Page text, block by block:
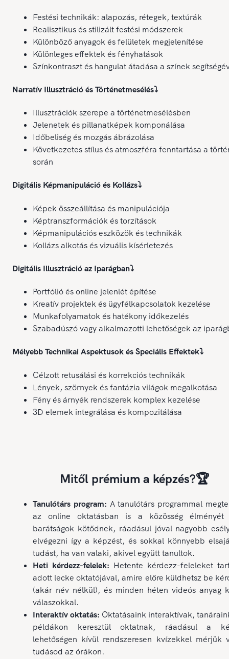
Festési technikák: alapozás, rétegek, textúrák
Realisztikus és stilizált festési módszerek
Különböző anyagok és felületek megjelenítése
Különleges effektek és fényhatások
Színkontraszt és hangulat átadása a színek
Narratív Illusztráció és Történetmesélés⤵️
Illusztrációk szerepe a történetmesélésben
Jelenetek és pillanatképek komponálása
Időbeliség és mozgás ábrázolása
Következetes stílus és atmoszféra fenntartása a
során
Digitális Képmanipuláció és Kollázs⤵️
Képek összeállítása és manipulációja
Képtranszformációk és torzítások
Képmanipulációs eszközök és technikák
Kollázs alkotás és vizuális kísérletezés
Digitális Illusztráció az Iparágban⤵️
Portfólió és online jelenlét építése
Kreatív projektek és ügyfélkapcsolatok kezelése
Munkafolyamatok és hatékony időkezelés
Szabadúszó vagy alkalmazotti lehetőségek az
Mélyebb Technikai Aspektusok és Speciális Effektek⤵️
Célzott retusálási és korrekciós technikák
Lények, szörnyek és fantázia világok megalkotása
Fény és árnyék rendszerek komplex kezelése
3D elemek integrálása és kompozitálása
Mitől prémium a képzés?🏆
Tanulótárs program: A tanulótárs programmal
az online oktatásban is a közösség
barátságok kötődnek, ráadásul jóval nagyobb
elvégezni így a képzést, és sokkal könnyebb
tudást, ha van valaki, akivel együtt tanultok.
Heti kérdezz-felelek: Hetente kérdezz-feleleket
adott lecke oktatójával, amire előre küldhetsz be
(akár név nélkül), és minden héten videós anyag
válaszokkal.
Interaktív oktatás: Oktatásaink interaktívak,
példákon keresztül oktatnak, ráadásul a
lehetőségen kívül rendszeresen kvízekkel mérjük
tudásod az órákon.